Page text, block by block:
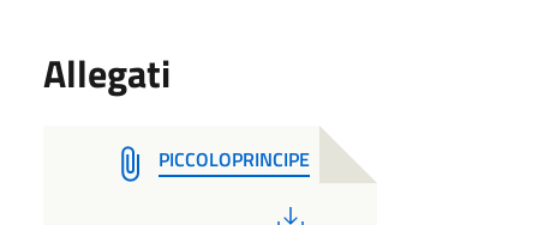
Allegati
PICCOLOPRINCIPE